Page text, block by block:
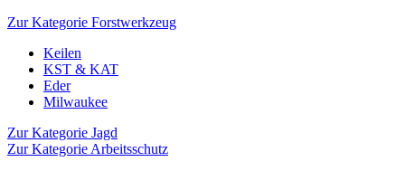
Zur Kategorie Forstwerkzeug
Keilen
KST & KAT
Eder
Milwaukee
Zur Kategorie Jagd
Zur Kategorie Arbeitsschutz